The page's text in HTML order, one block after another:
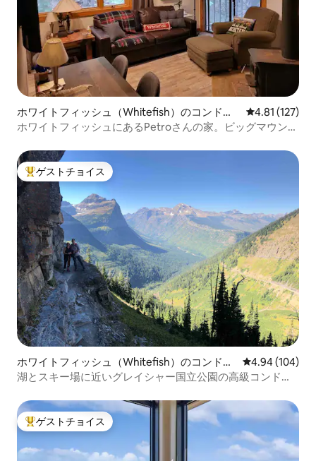
ホワイトフィッシュ（Whitefish）のコンドミ
ニアム
レビュー127
4.81 (127)
ホワイトフィッシュにあるPetroさんの家。ビッグマウンテ
大好評のゲストチョイスです。
ゲストチョイス
ホワイトフィッシュ（Whitefish）のコンドミ
ニアム
レビュー104
4.94 (104)
湖とスキー場に近いグレイシャー国立公園の高級コンドミ
大好評のゲストチョイスです。
ゲストチョイス